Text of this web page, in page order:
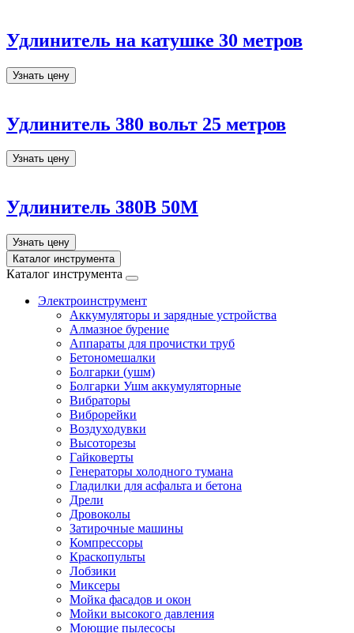
Удлинитель на катушке 30 метров
Узнать цену
Удлинитель 380 вольт 25 метров
Узнать цену
Удлинитель 380В 50М
Узнать цену
Каталог инструмента
Каталог инструмента
Электроинструмент
Аккумуляторы и зарядные устройства
Алмазное бурение
Аппараты для прочистки труб
Бетономешалки
Болгарки (ушм)
Болгарки Ушм аккумуляторные
Вибраторы
Виброрейки
Воздуходувки
Высоторезы
Гайковерты
Генераторы холодного тумана
Гладилки для асфальта и бетона
Дрели
Дровоколы
Затирочные машины
Компрессоры
Краскопульты
Лобзики
Миксеры
Мойка фасадов и окон
Мойки высокого давления
Моющие пылесосы